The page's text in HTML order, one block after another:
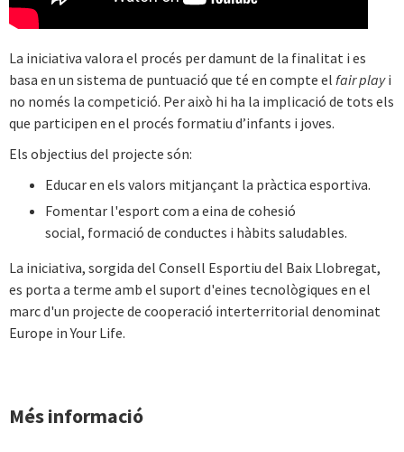
La iniciativa valora el procés per damunt de la finalitat i es
basa en un sistema de puntuació que té en compte el fair playi
no només la competició. Per això hi ha la implicació de tots els
que participen en el procés formatiu d’infants i joves.
Els objectius del projecte són:
Educar en els valors mitjançant la pràctica esportiva.
Fomentar l'esport com a eina de cohesió
social, formació de conductes i hàbits saludables.
La iniciativa, sorgida del Consell Esportiu del Baix Llobregat,
es porta a terme amb el suport d'eines tecnològiques en el
marc d'un projecte de cooperació interterritorial denominat
Europe in Your Life.
Més informació